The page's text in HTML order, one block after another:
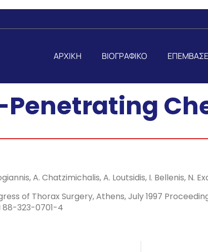
ΑΡΧΙΚΗ ΒΙΟΓΡΑΦΙΚΟ
Penetrating
A. Chatzimichalis, A. Loutsidis, I. Bellenis, N.
of Thorax Surgery, Athens, July 1997
88-323-0701-4